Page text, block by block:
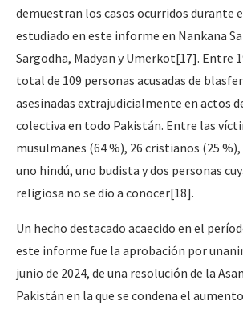
demuestran los casos ocurridos durante
estudiado en este informe en Nankana
Sargodha, Madyan y Umerkot[17]. Entre
total de 109 personas acusadas de
asesinadas extrajudicialmente en actos
colectiva en todo Pakistán. Entre las
musulmanes (64 %), 26 cristianos (25
uno hindú, uno budista y dos personas
religiosa no se dio a conocer[18].
Un hecho destacado acaecido en el
este informe fue la aprobación por
junio de 2024, de una resolución de la
Pakistán en la que se condena el